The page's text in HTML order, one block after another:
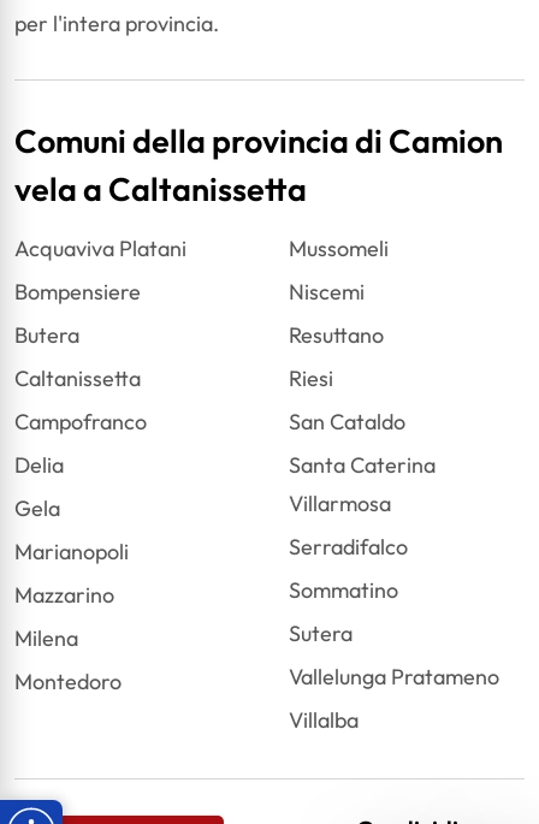
per l'intera provincia.
Comuni della provincia di Camion
vela a Caltanissetta
Acquaviva Platani
Bompensiere
Butera
Caltanissetta
Campofranco
Delia
Gela
Marianopoli
Mazzarino
Milena
Montedoro
Mussomeli
Niscemi
Resuttano
Riesi
San Cataldo
Santa Caterina
Villarmosa
Serradifalco
Sommatino
Sutera
Vallelunga Pratameno
Villalba